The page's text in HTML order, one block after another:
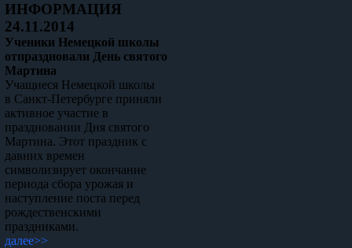
ИНФОРМАЦИЯ
24.11.2014
Ученики Немецкой школы
отпраздновали День святого
Мартина
Учащиеся Немецкой школы
в Санкт-Петербурге приняли
активное участие в
праздновании Дня святого
Мартина. Этот праздник с
давних времен
символизирует окончание
периода сбора урожая и
наступление поста перед
рождественскими
праздниками.
далее>>